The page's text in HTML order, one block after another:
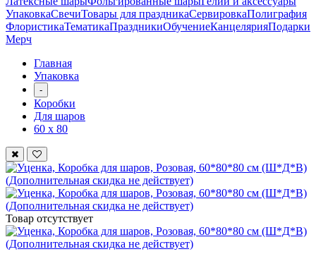
УпаковкаСвечиТовары для праздникаСервировкаПолиграфия
ФлористикаТематикаПраздникиОбучениеКанцелярияПодарки
Мерч
Главная
Упаковка
-
Коробки
Для шаров
60 х 80
Товар отсутствует